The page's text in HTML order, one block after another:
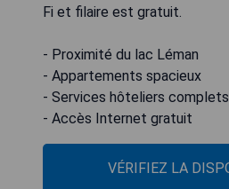
Fi et filaire est gratuit.
- Proximité du lac Léman
- Appartements spacieux
- Services hôteliers complets
- Accès Internet gratuit
VÉRIFIEZ LA